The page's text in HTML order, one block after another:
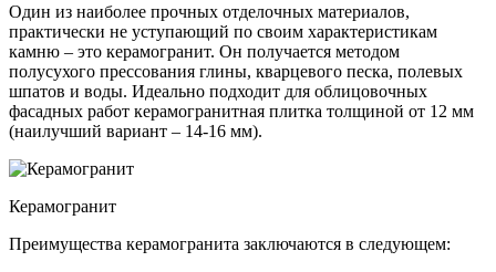
Один из наиболее прочных отделочных материалов,
практически не уступающий по своим характеристикам
камню – это керамогранит. Он получается методом
полусухого прессования глины, кварцевого песка, полевых
шпатов и воды. Идеально подходит для облицовочных
фасадных работ керамогранитная плитка толщиной от 12 мм
(наилучший вариант – 14-16 мм).
Керамогранит
Преимущества керамогранита заключаются в следующем: